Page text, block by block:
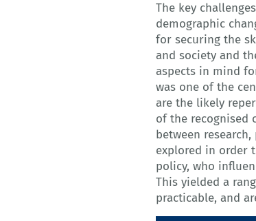
The key
demographic
for securing the
and society and
aspects in mind
was one of the
are the likely
of the recognised
between
explored in order
policy, who
This yielded a
practicable, and